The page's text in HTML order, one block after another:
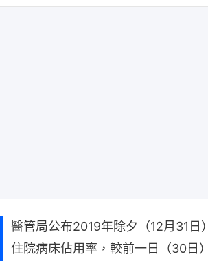
醫管局公布2019年除夕（12月31日
住院病床佔用率，較前一日（30日